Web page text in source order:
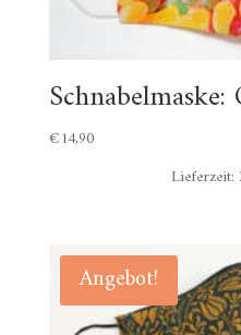
Schnabelmaske:
€14,90
Lieferzeit:
Angebot!